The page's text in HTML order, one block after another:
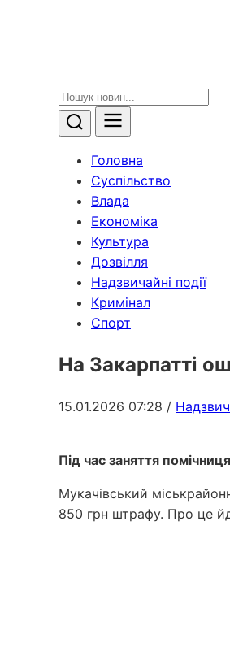
Головна
Суспільство
Влада
Економіка
Культура
Дозвілля
Надзвичайні події
Кримінал
Спорт
На Закарпатті
15.01.2026 07:28 /
Під час заняття
Мукачівський
850 грн штрафу. Про це